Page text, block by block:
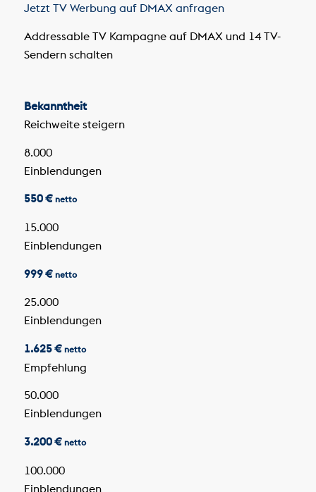
Jetzt TV Werbung auf DMAX anfragen
Addressable TV Kampagne auf DMAX und 14 TV-
Sendern schalten
Bekanntheit
Reichweite steigern
8.000
Einblendungen
550 € netto
15.000
Einblendungen
999 € netto
25.000
Einblendungen
1.625 € netto
Empfehlung
50.000
Einblendungen
3.200 € netto
100.000
Einblendungen